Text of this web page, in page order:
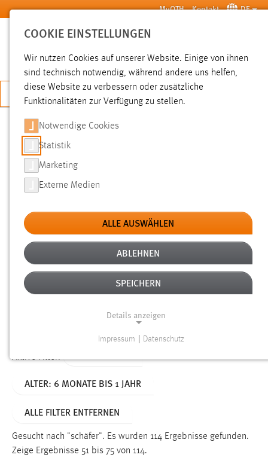
Zum Hauptinhalt springen MyOTH Kontakt DE
SUCHE
JETZT BEWERBEN
SUCHE
FILTER
Typ
Erstellungsdatum
Alter
Aktive Filter:
ALTER: 6 MONATE BIS 1 JAHR
ALLE FILTER ENTFERNEN
Gesucht nach "schäfer". Es wurden 114 Ergebnisse gefunden.
Zeige Ergebnisse 51 bis 75 von 114.
COOKIE EINSTELLUNGEN
Wir nutzen Cookies auf unserer Website. Einige von ihnen
sind technisch notwendig, während andere uns helfen,
diese Website zu verbessern oder zusätzliche
Funktionalitäten zur Verfügung zu stellen.
Notwendige Cookies
Statistik
Marketing
Externe Medien
ALLE AUSWÄHLEN
ABLEHNEN
SPEICHERN
Details anzeigen
Funktionen und sind für die einwandfreie Funktion der
Name:
Impressum Datenschutz